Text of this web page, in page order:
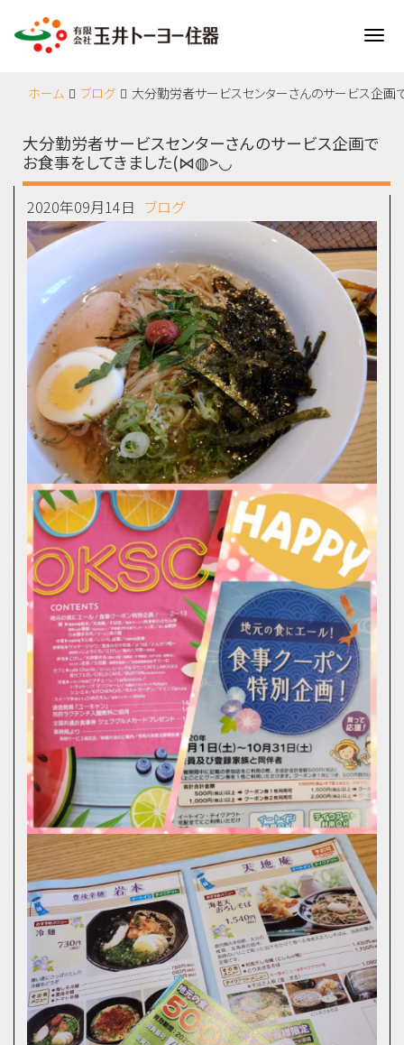
ホーム ブログ 大分勤労者サービスセンターさんのサービス企
大分勤労者サービスセンターさんのサービス企画で
お食事をしてきました(⋈◍>◡
2020年09月14日 ブログ